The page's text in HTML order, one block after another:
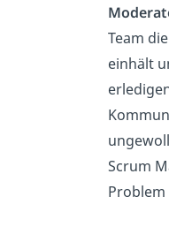
Team
einhält
Scrum
Problem